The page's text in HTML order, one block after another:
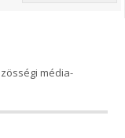
média-